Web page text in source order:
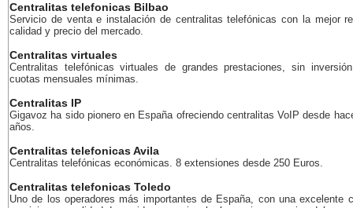
Centralitas telefonicas Bilbao
Servicio de venta e instalación de centralitas telefónicas con la mejor
calidad y precio del mercado.
Centralitas virtuales
Centralitas telefónicas virtuales de grandes prestaciones, sin
cuotas mensuales mínimas.
Centralitas IP
Gigavoz ha sido pionero en España ofreciendo centralitas VoIP desde
años.
Centralitas telefonicas Avila
Centralitas telefónicas económicas. 8 extensiones desde 250 Euros.
Centralitas telefonicas Toledo
Uno de los operadores más importantes de España, con una excelente